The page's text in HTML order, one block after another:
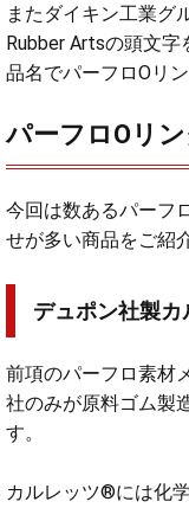
またダイキン工業グ
Rubber Artsの頭文字
品名でパーフロOリ
パーフロOリ
今回は数あるパーフ
せが多い商品をご紹
デュポン社製
前項のパーフロ素材
社のみが原料ゴム製
す。
カルレッツ®には化